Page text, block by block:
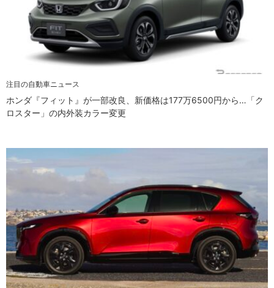
注目の自動車ニュース
ホンダ『フィット』が一部改良、新価格は177万6500円から…「ク
ロスター」の内外装カラー変更